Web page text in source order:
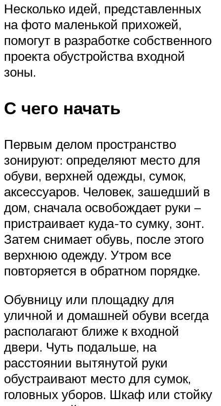
Несколько идей, представленных
на фото маленькой прихожей,
помогут в разработке собственного
проекта обустройства входной
зоны.
С чего начать
Первым делом пространство
зонируют: определяют место для
обуви, верхней одежды, сумок,
аксессуаров. Человек, зашедший в
дом, сначала освобождает руки –
пристраивает куда-то сумку, зонт.
Затем снимает обувь, после этого
верхнюю одежду. Утром все
повторяется в обратном порядке.
Обувницу или площадку для
уличной и домашней обуви всегда
располагают ближе к входной
двери. Чуть подальше, на
расстоянии вытянутой руки
обустраивают место для сумок,
головных уборов. Шкаф или стойку